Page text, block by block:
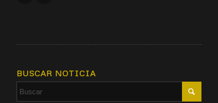
BUSCAR NOTICIA